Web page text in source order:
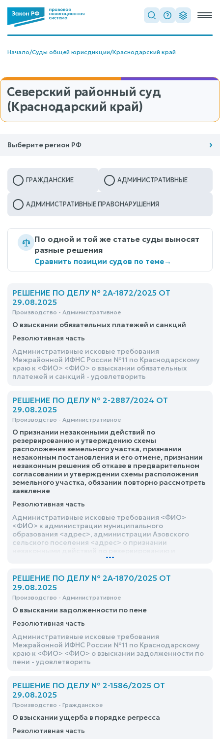
Начало/Суды общей юрисдикции/Краснодарский край
Северский районный суд
(Краснодарский край)
Выберите регион РФ
ГРАЖДАНСКИЕ АДМИНИСТРАТИВНЫЕ
АДМИНИСТРАТИВНЫЕ ПРАВОНАРУШЕНИЯ
По одной и той же статье суды выносят
разные решения
Сравнить позиции судов по теме→
РЕШЕНИЕ ПО ДЕЛУ № 2А-1872/2025 ОТ
29.08.2025
Производство - Административное
О взыскании обязательных платежей и санкций
Резолютивная часть
Административные исковые требования
Межрайонной ИФНС России №11 по Краснодарскому
краю к <ФИО> <ФИО> о взыскании обязательных
платежей и санкций - удовлетворить
РЕШЕНИЕ ПО ДЕЛУ № 2-2887/2024 ОТ
29.08.2025
Производство - Административное
О признании незаконными действий по
резервированию и утверждению схемы
расположения земельного участка, признании
незаконным постановления и его отмене, признании
незаконным решения об отказе в предварительном
согласовании и утверждении схемы расположения
земельного участка, обязании повторно рассмотреть
заявление
Резолютивная часть
Административные исковые требования <ФИО>
<ФИО> к администрации муниципального
образования <адрес>, администрации Азовского
сельского поселения <адрес> о признании
утверждению схемы расположения земельного
отмене, признании незаконным решения об отказе в
предварительном согласовании и утверждении
схемы расположения земельного участка, обязании
повторно рассмотреть заявление – удовлетворить
...
РЕШЕНИЕ ПО ДЕЛУ № 2А-1870/2025 ОТ
29.08.2025
Производство - Административное
О взыскании задолженности по пене
Резолютивная часть
Административные исковые требования
Межрайонной ИФНС России №11 по Краснодарскому
краю к <ФИО> <ФИО> о взыскании задолженности по
пени - удовлетворить
РЕШЕНИЕ ПО ДЕЛУ № 2-1586/2025 ОТ
29.08.2025
Производство - Гражданское
О взыскании ущерба в порядке регресса
Резолютивная часть